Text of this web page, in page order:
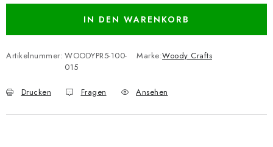
IN DEN WARENKORB
Artikelnummer: WOODYPR5-100-
015
Marke:Woody Crafts
Drucken Fragen Ansehen